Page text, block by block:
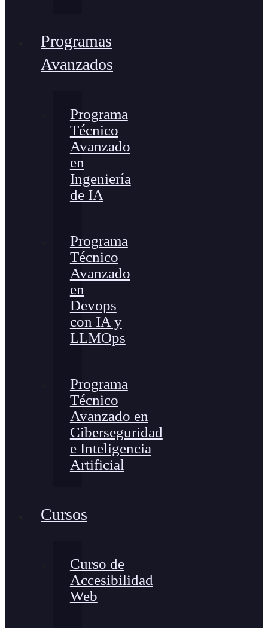
Programas
Avanzados
Programa
Técnico
Avanzado
en
Ingeniería
de IA
Programa
Técnico
Avanzado
en
Devops
con IA y
LLMOps
Programa
Técnico
Avanzado en
Ciberseguridad
e Inteligencia
Artificial
Cursos
Curso de
Accesibilidad
Web